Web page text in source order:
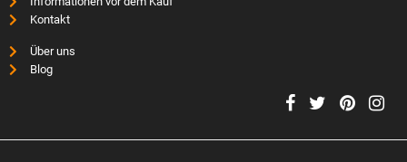
Kontakt
Über uns
Blog